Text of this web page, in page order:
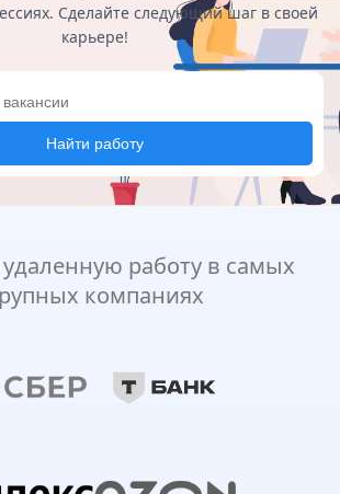
Сделайте следующий шаг в своей
карьере!
Найти работу
работу в самых
компаниях